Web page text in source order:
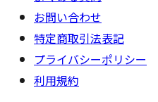
お問い合わせ
特定商取引法表記
プライバシーポリシー
利用規約